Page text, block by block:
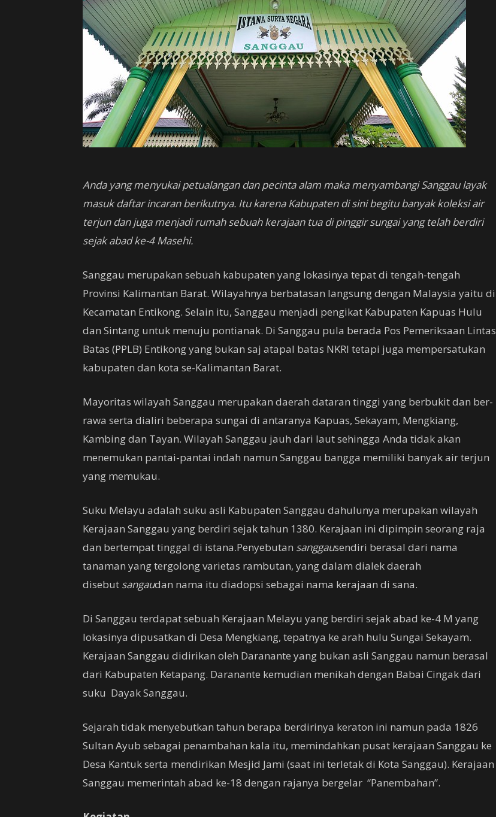
Anda yang menyukai petualangan dan pecinta alam maka menyambangi Sanggau layak
masuk daftar incaran berikutnya. Itu karena Kabupaten di sini begitu banyak koleksi air
terjun dan juga menjadi rumah sebuah kerajaan tua di pinggir sungai yang telah berdiri
sejak abad ke-4 Masehi.
Sanggau merupakan sebuah kabupaten yang lokasinya tepat di tengah-tengah
Provinsi Kalimantan Barat. Wilayahnya berbatasan langsung dengan Malaysia yaitu di
Kecamatan Entikong. Selain itu, Sanggau menjadi pengikat Kabupaten Kapuas Hulu
dan Sintang untuk menuju pontianak. Di Sanggau pula berada Pos Pemeriksaan Lintas
Batas (PPLB) Entikong yang bukan saj atapal batas NKRI tetapi juga mempersatukan
kabupaten dan kota se-Kalimantan Barat.
Mayoritas wilayah Sanggau merupakan daerah dataran tinggi yang berbukit dan ber-
rawa serta dialiri beberapa sungai di antaranya Kapuas, Sekayam, Mengkiang,
Kambing dan Tayan. Wilayah Sanggau jauh dari laut sehingga Anda tidak akan
menemukan pantai-pantai indah namun Sanggau bangga memiliki banyak air terjun
yang memukau.
Suku Melayu adalah suku asli Kabupaten Sanggau dahulunya merupakan wilayah
Kerajaan Sanggau yang berdiri sejak tahun 1380. Kerajaan ini dipimpin seorang raja
dan bertempat tinggal di istana.Penyebutan sanggausendiri berasal dari nama
tanaman yang tergolong varietas rambutan, yang dalam dialek daerah
disebut sangaudan nama itu diadopsi sebagai nama kerajaan di sana.
Di Sanggau terdapat sebuah Kerajaan Melayu yang berdiri sejak abad ke-4 M yang
lokasinya dipusatkan di Desa Mengkiang, tepatnya ke arah hulu Sungai Sekayam.
Kerajaan Sanggau didirikan oleh Daranante yang bukan asli Sanggau namun berasal
dari Kabupaten Ketapang. Daranante kemudian menikah dengan Babai Cingak dari
suku Dayak Sanggau.
Sejarah tidak menyebutkan tahun berapa berdirinya keraton ini namun pada 1826
Sultan Ayub sebagai penambahan kala itu, memindahkan pusat kerajaan Sanggau ke
Desa Kantuk serta mendirikan Mesjid Jami (saat ini terletak di Kota Sanggau). Kerajaan
Sanggau memerintah abad ke-18 dengan rajanya bergelar “Panembahan”.